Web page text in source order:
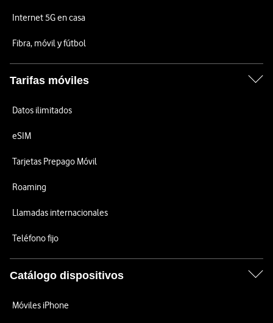
Internet 5G en casa
Fibra, móvil y fútbol
Tarifas móviles
Datos ilimitados
eSIM
Tarjetas Prepago Móvil
Roaming
Llamadas internacionales
Teléfono fijo
Catálogo dispositivos
Móviles iPhone